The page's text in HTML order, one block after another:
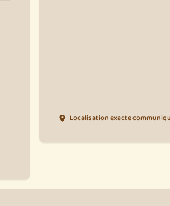
Localisation exacte